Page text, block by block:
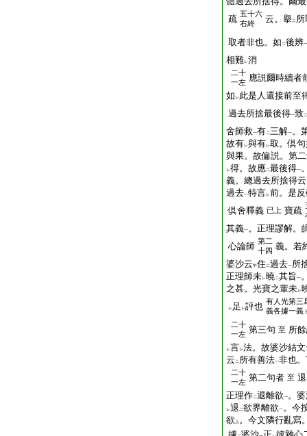
疏 五十六
右終
云。擧二 所
取者非也。如 二後辨一
相難レ消
二十
一左 應説爾時續
如 レ此是人還接前至
過去所捨最後得一致二
舍師救一有二三解一。
故有レ與有レ取。倶
與果。故偏説。第
レ得。故應二最後得一
義。總過去所捨得云
過去一特言レ前。是
倶舍釋義 已上 寶疏
其義一。正理謬解。
心論師 第二
十四 義。若
婆沙云中住 二過去一所
正理師未レ曉二其旨一
之甚。光寶之輩未レ
レ足 レ評也 有人光第三
義各據一義
二十
一左 第三句 至 所
レ言レ法。故婆沙結
云 二 所有善法一非也
二十
一左 第二句者 至
正理作二退離欲一。
レ退 二欲界離欲一。今
欲
上 。今文隣行亂寫